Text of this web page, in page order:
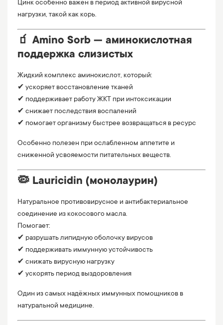
Цинк особенно важен в период активной вирусной
нагрузки, такой как корь.
🧃 Amino Sorb — аминокислотная
поддержка слизистых
Жидкий комплекс аминокислот, который:
✔ ускоряет восстановление тканей
✔ поддерживает работу ЖКТ при интоксикации
✔ снижает последствия воспалений
✔ помогает организму быстрее возвращаться в ресурс
Особенно полезен при ослабленном аппетите и
сниженной усвояемости питательных веществ.
🦠 Lauricidin (монолаурин)
Натуральное противовирусное и антибактериальное
соединение из кокосового масла.
Помогает:
✔ разрушать липидную оболочку вирусов
✔ поддерживать иммунную устойчивость
✔ снижать вирусную нагрузку
✔ ускорять период выздоровления
Один из самых надёжных иммунных помощников в
натуральной медицине.